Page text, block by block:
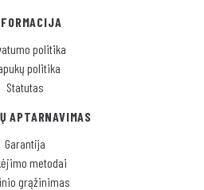
politika
politika
Statutas
APTARNAVIMAS
Garantija
metodai
grąžinimas